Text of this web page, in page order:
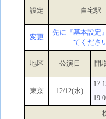
設定 自宅駅
変更
先に『基本設定
てくださ
地区 公演日 開
東京 12/12(水)